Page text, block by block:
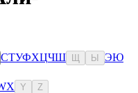
СТУФХЦЧШ Ы ЭЮ
X Y Z